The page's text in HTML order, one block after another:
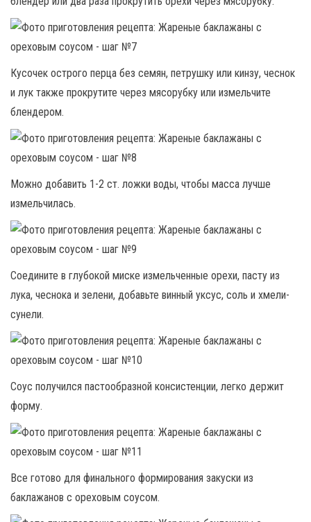
Кусочек острого перца без семян, петрушку или кинзу, чеснок
и лук также прокрутите через мясорубку или измельчите
блендером.
Можно добавить 1-2 ст. ложки воды, чтобы масса лучше
измельчилась.
Соедините в глубокой миске измельченные орехи, пасту из
лука, чеснока и зелени, добавьте винный уксус, соль и хмели-
сунели.
Соус получился пастообразной консистенции, легко держит
форму.
Все готово для финального формирования закуски из
баклажанов с ореховым соусом.